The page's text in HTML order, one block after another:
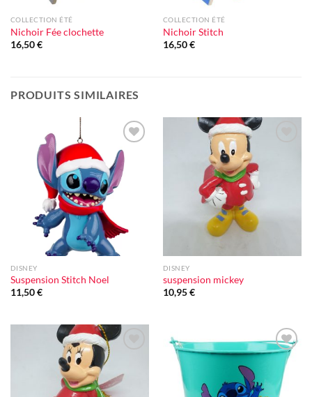
COLLECTION ÉTÉ
Nichoir Fée clochette
16,50€
COLLECTION ÉTÉ
Nichoir Stitch
16,50€
PRODUITS SIMILAIRES
Ajouter
à la liste
d'envie
DISNEY
Suspension Stitch Noel
11,50€
DISNEY
suspension mickey
10,95€
d'envie
Ajouter
à la liste
d'envie